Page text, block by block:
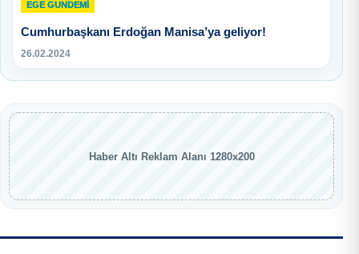
EGE GUNDEMİ
Cumhurbaşkanı Erdoğan Manisa’ya geliyor!
26.02.2024
Haber Altı Reklam Alanı 1280x200